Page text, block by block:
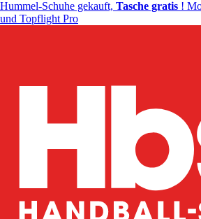
Hummel-Schuhe gekauft, Tasche gratis !
und Topflight Pro